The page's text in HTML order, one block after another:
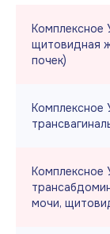
Комплексное
щитовидная
почек)
Комплексное
Комплексное
мочи,